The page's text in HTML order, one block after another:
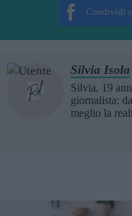
Condividi
Silvia Isola
Silvia, 19
giornalista:
meglio la